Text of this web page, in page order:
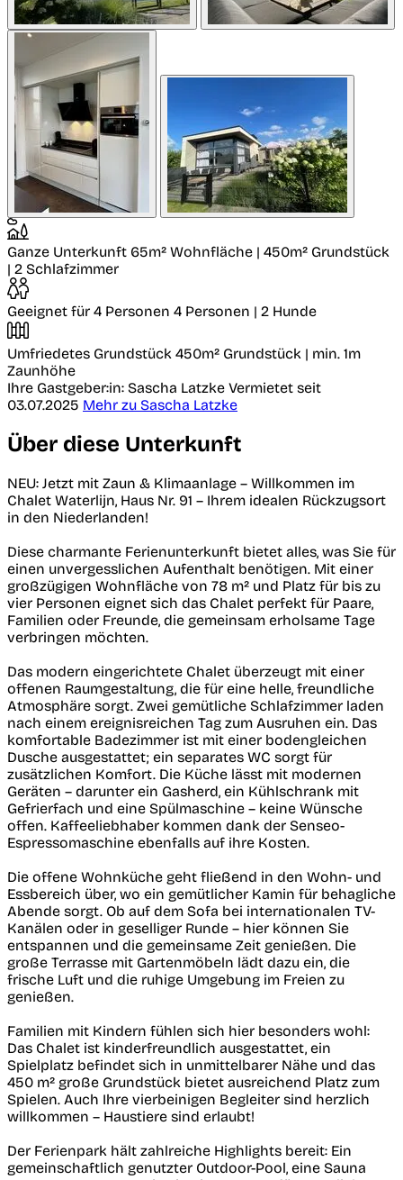
Ganze Unterkunft 65m² Wohnfläche | 450m² Grundstück
| 2 Schlafzimmer
Geeignet für 4 Personen 4 Personen | 2 Hunde
Umfriedetes Grundstück 450m² Grundstück | min. 1m
Zaunhöhe
Ihre Gastgeber:in: Sascha Latzke Vermietet seit
03.07.2025 Mehr zu Sascha Latzke
Über diese Unterkunft
NEU: Jetzt mit Zaun & Klimaanlage – Willkommen im
Chalet Waterlijn, Haus Nr. 91 – Ihrem idealen Rückzugsort
in den Niederlanden!
Diese charmante Ferienunterkunft bietet alles, was Sie für
einen unvergesslichen Aufenthalt benötigen. Mit einer
großzügigen Wohnfläche von 78 m² und Platz für bis zu
vier Personen eignet sich das Chalet perfekt für Paare,
Familien oder Freunde, die gemeinsam erholsame Tage
verbringen möchten.
Das modern eingerichtete Chalet überzeugt mit einer
offenen Raumgestaltung, die für eine helle, freundliche
Atmosphäre sorgt. Zwei gemütliche Schlafzimmer laden
nach einem ereignisreichen Tag zum Ausruhen ein. Das
komfortable Badezimmer ist mit einer bodengleichen
Dusche ausgestattet; ein separates WC sorgt für
zusätzlichen Komfort. Die Küche lässt mit modernen
Geräten – darunter ein Gasherd, ein Kühlschrank mit
Gefrierfach und eine Spülmaschine – keine Wünsche
offen. Kaffeeliebhaber kommen dank der Senseo-
Espressomaschine ebenfalls auf ihre Kosten.
Die offene Wohnküche geht fließend in den Wohn- und
Essbereich über, wo ein gemütlicher Kamin für behagliche
Abende sorgt. Ob auf dem Sofa bei internationalen TV-
Kanälen oder in geselliger Runde – hier können Sie
entspannen und die gemeinsame Zeit genießen. Die
große Terrasse mit Gartenmöbeln lädt dazu ein, die
frische Luft und die ruhige Umgebung im Freien zu
genießen.
Familien mit Kindern fühlen sich hier besonders wohl:
Das Chalet ist kinderfreundlich ausgestattet, ein
Spielplatz befindet sich in unmittelbarer Nähe und das
450 m² große Grundstück bietet ausreichend Platz zum
Spielen. Auch Ihre vierbeinigen Begleiter sind herzlich
willkommen – Haustiere sind erlaubt!
Der Ferienpark hält zahlreiche Highlights bereit: Ein
gemeinschaftlich genutzter Outdoor-Pool, eine Sauna